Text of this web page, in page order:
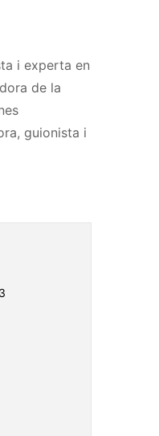
i experta en
de la
guionista i